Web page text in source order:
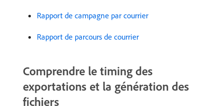
Rapport de campagne par courrier
Rapport de parcours de courrier
Comprendre le timing des
exportations et la génération des
fichiers